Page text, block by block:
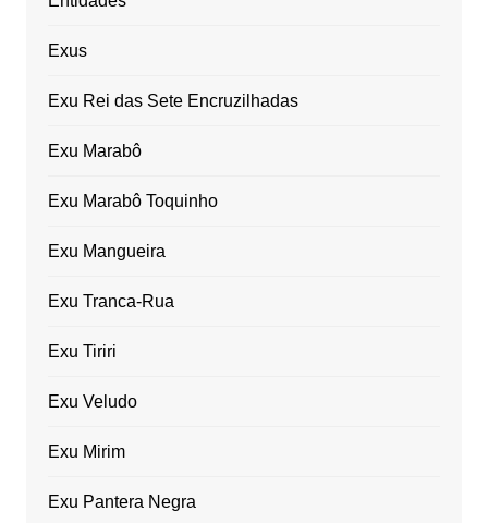
Exus
Exu Rei das Sete Encruzilhadas
Exu Marabô
Exu Marabô Toquinho
Exu Mangueira
Exu Tranca-Rua
Exu Tiriri
Exu Veludo
Exu Mirim
Exu Pantera Negra